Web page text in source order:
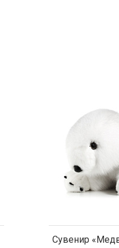
Сувенир